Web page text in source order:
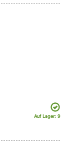
Auf Lager: 9